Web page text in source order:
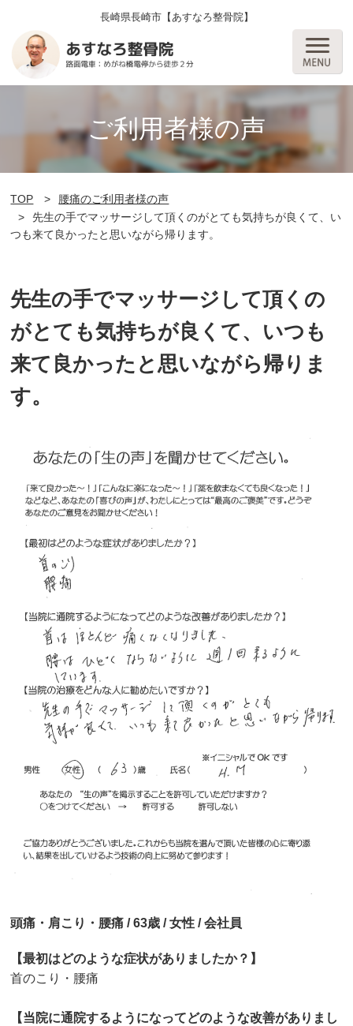
長崎県長崎市【あすなろ整骨院】
ご利用者様の声
TOP
腰痛のご利用者様の声
先生の手でマッサージして頂くのがとても気持ちが良くて、い
つも来て良かったと思いながら帰ります。
先生の手でマッサージして頂くの
がとても気持ちが良くて、いつも
来て良かったと思いながら帰りま
す。
頭痛・肩こり・腰痛 / 63歳 / 女性 / 会社員
【最初はどのような症状がありましたか？】
首のこり・腰痛
【当院に通院するようになってどのような改善がありまし